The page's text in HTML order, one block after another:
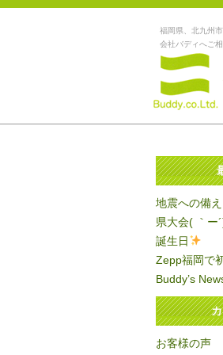
福岡県、北九州
会社バディへご相
地震への備え
県大会( ｀ー
誕生日
Zepp福岡で
Buddy’s
お客様の声